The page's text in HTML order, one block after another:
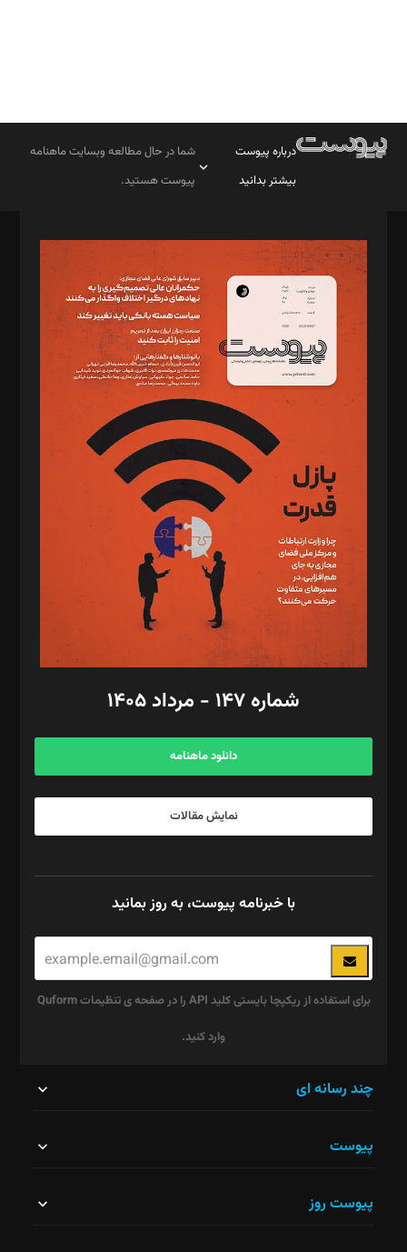
درباره پیوست
بیشتر بدانید
شما در حال مطالعه وبسایت ماهنامه
پیوست هستید.
مدیر مسئول: محمدباقر اثنی‌عشری
سردبیر: مهرک محمودی
دبیر تحریریه: میثم قاسمی
د‌بیر ناداستان: سمانه سمیع
د‌بیر خدمت و تجارت: ابوالفضل رجبی
د‌بیر حقوق فناوری: حسام‌الدین ایپکچی
د‌بیر پیوست جهان: مینا پاکدل
د‌بیر تحریریه آنلاین: بابک نقاش
تحریریه‌: مجتبی محمود‌ی، آرش برهمند، یسنا امان‌پور، سروش کرمیان،
مصطفی مسجدی آرانی، ابوالفضل رجبی، زهرا فکرانه، فائزه فتحی
رستمی،مصطفی باستان
ویرایش: نگار استاد‌‌آقا
طراح یونیفرم: مجید توکلی
فیلمبرداری و عکاسی: امیر شفیعی، مانی لطفی زاده
گرافیک و صفحه‌آرایی: سید‌سبحان‌علی ثابت
مد‌یر توسعه تجاری: کامبیز برید‌
امور مالی: شاپور رهبری، محمد‌ کاظمی‌نیا
آگهی و مشترکین: ۰۹۱۹۹۹۹۰۴۵۴
شماره ۱۴۷ - مرداد ۱۴۰۵
دانلود ماهنامه
نمایش مقالات
با خبرنامه پیوست، به روز بمانید
برای استفاده از ریکپچا بایستی کلید API را در صفحه ی تنظیمات Quform
وارد کنید.
نباید
چند رسانه ای
پیوست
پیوست روز